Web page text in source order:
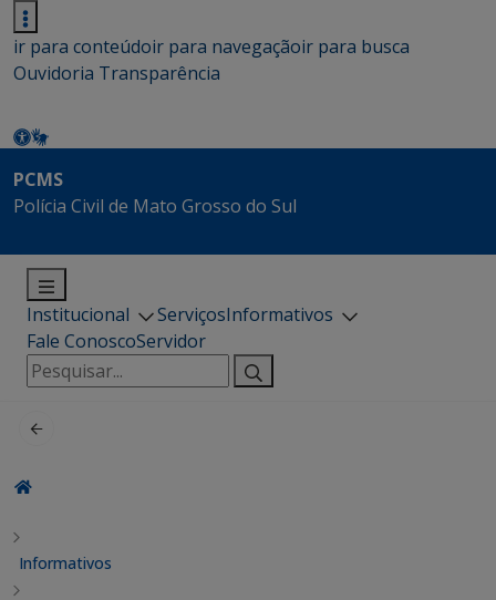
ir para conteúdoir para navegaçãoir para busca
Ouvidoria Transparência
PCMS
Polícia Civil de Mato Grosso do Sul
Institucional ServiçosInformativos
Fale ConoscoServidor
Pesquisar
por:
Informativos